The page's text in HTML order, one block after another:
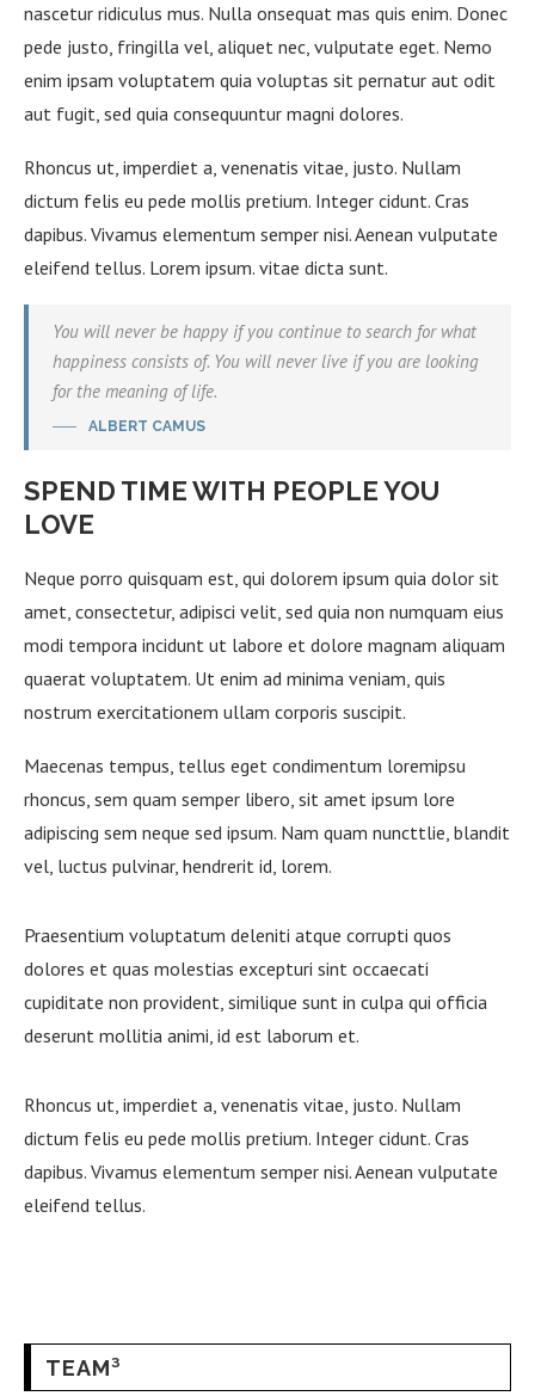
nascetur ridiculus mus. Nulla onsequat mas quis enim. Donec
pede justo, fringilla vel, aliquet nec, vulputate eget. Nemo
enim ipsam voluptatem quia voluptas sit pernatur aut odit
aut fugit, sed quia consequuntur magni dolores.
Rhoncus ut, imperdiet a, venenatis vitae, justo. Nullam
dictum felis eu pede mollis pretium. Integer cidunt. Cras
dapibus. Vivamus elementum semper nisi. Aenean vulputate
eleifend tellus. Lorem ipsum. vitae dicta sunt.
You will never be happy if you continue to search for what
happiness consists of. You will never live if you are looking
for the meaning of life.
ALBERT CAMUS
SPEND TIME WITH PEOPLE YOU
LOVE
Neque porro quisquam est, qui dolorem ipsum quia dolor sit
amet, consectetur, adipisci velit, sed quia non numquam eius
modi tempora incidunt ut labore et dolore magnam aliquam
quaerat voluptatem. Ut enim ad minima veniam, quis
nostrum exercitationem ullam corporis suscipit.
Maecenas tempus, tellus eget condimentum loremipsu
rhoncus, sem quam semper libero, sit amet ipsum lore
adipiscing sem neque sed ipsum. Nam quam nuncttlie, blandit
vel, luctus pulvinar, hendrerit id, lorem.
Praesentium voluptatum deleniti atque corrupti quos
dolores et quas molestias excepturi sint occaecati
cupiditate non provident, similique sunt in culpa qui officia
deserunt mollitia animi, id est laborum et.
Rhoncus ut, imperdiet a, venenatis vitae, justo. Nullam
dictum felis eu pede mollis pretium. Integer cidunt. Cras
dapibus. Vivamus elementum semper nisi. Aenean vulputate
eleifend tellus.
TEAM³